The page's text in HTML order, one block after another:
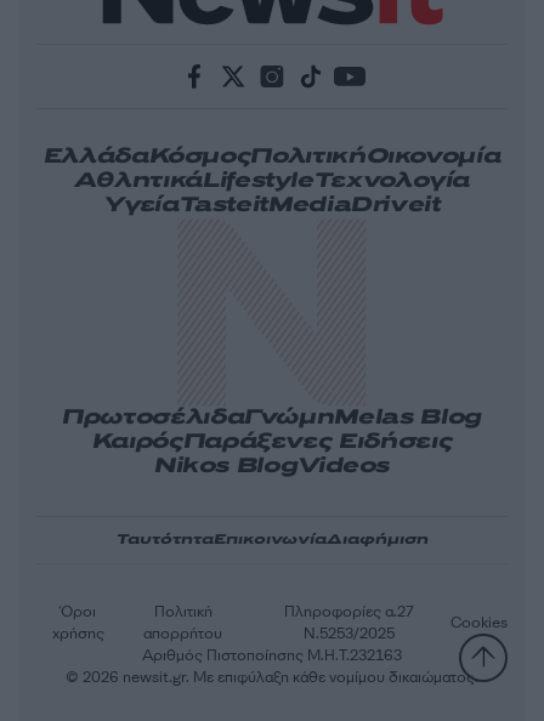
ΕλλάδαΚόσμοςΠολιτικήΟικονομία
ΑθλητικάLifestyleΤεχνολογία
ΥγείαTasteitMediaDriveit
ΠρωτοσέλιδαΓνώμηMelas Blog
ΚαιρόςΠαράξενες Ειδήσεις
Nikos BlogVideos
ΤαυτότηταΕπικοινωνίαΔιαφήμιση
Αριθμός Πιστοποίησης Μ.Η.Τ.232163
Όροι
χρήσης
Πολιτική
απορρήτου
Πληροφορίες α.27
Ν.5253/2025
Cookies
© 2026 newsit.gr. Με επιφύλαξη κάθε νομίμου δικαιώματος.